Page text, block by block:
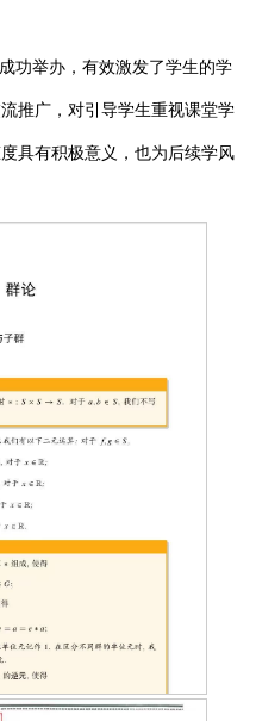
功举办，有效激发了学生的学
推广，对引导学生重视课堂学
具有积极意义，也为后续学风